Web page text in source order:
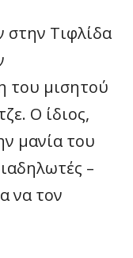
στην Τιφλίδα
του μισητού
Ο ίδιος,
μανία του
–
να τον